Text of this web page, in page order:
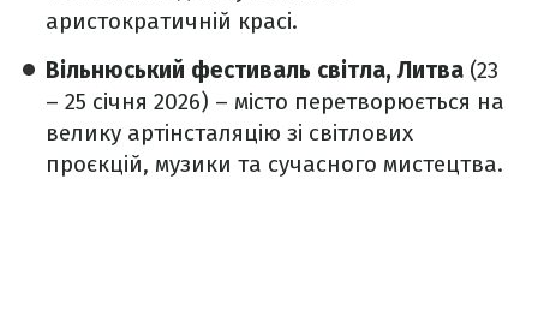
аристократичній красі.
Вільнюський фестиваль світла, Литва (23
– 25 січня 2026) – місто перетворюється на
велику артінсталяцію зі світлових
проєкцій, музики та сучасного мистецтва.